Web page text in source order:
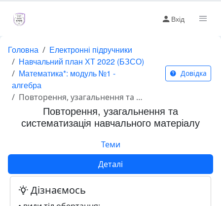
Вхід
Головна
Електронні підручники
Навчальний план ХТ 2022 (БЗСО)
Математика*: модуль №1 -
алгебра
Повторення, узагальнення та систематизація навчального матеріалу
Довідка
Повторення, узагальнення та
систематизація навчального матеріалу
Теми
Деталі
Дізнаємось